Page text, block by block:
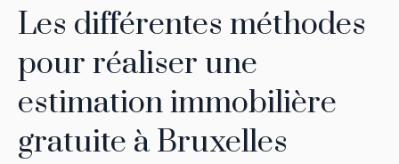
Les différentes méthodes
pour réaliser une
estimation immobilière
gratuite à Bruxelles